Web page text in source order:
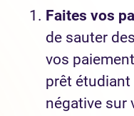
Faites vos
de sauter
vos
prêt
négative sur